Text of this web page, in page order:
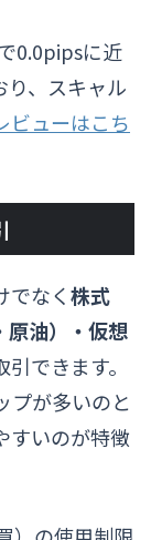
0.0pipsに近
り、スキャル
ビューはこち
でなく株式
原油）・仮想
できます。
プが多いのと
すいのが特徴